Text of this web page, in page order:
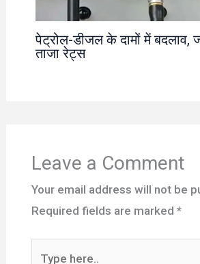
पेट्रोल-डीजल के दामों में
ताजा रेट्स
Leave a Comment
Your email address will not be
Required fields are marked *